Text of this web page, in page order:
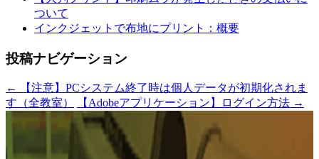
ついて
インクジェットで布地にプリント：概要
投稿ナビゲーション
←
【注意】PCシステム終了時は個人データが初期化されま
す（全教室）
【Adobeアプリケーション】ログイン方法 →